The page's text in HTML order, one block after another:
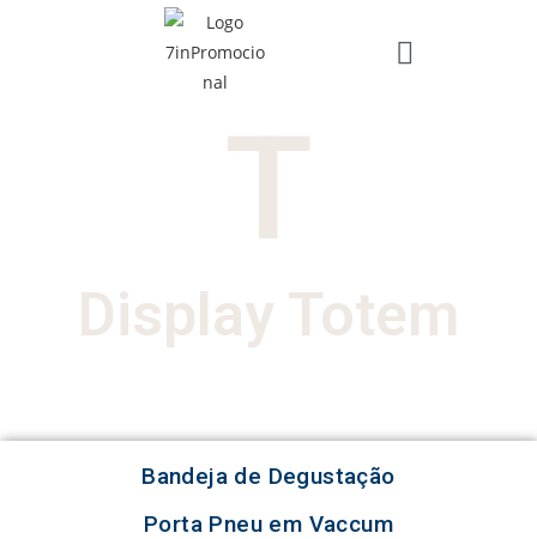
T
Display Totem
Bandeja de Degustação
Porta Pneu em Vaccum